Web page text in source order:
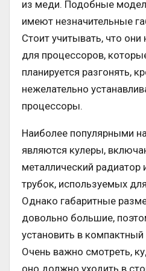
из меди. Подобные
имеют незначительные
Стоит учитывать, что
для процессоров,
планируется разгонять,
нежелательно
процессоры.
Наиболее популярными
являются кулеры,
металлический
трубок, используемых
Однако габаритные
довольно большие,
установить в
Очень важно смотреть,